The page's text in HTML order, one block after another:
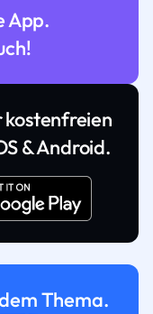
App.
kostenfreien
& Android.
Thema.